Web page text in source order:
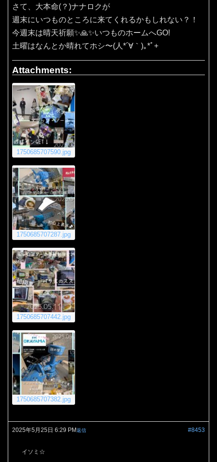
さて、大本命(？)ナナロクが
週末にいつものところに来てくれるかもしれない？！
今週末は晴天祈願✨️🙏✨️いつものホームへGO!
土曜はなんとか晴れてホシ〜(⁠人⁠*⁠´⁠∀⁠｀⁠)⁠｡⁠*ﾟ⁠+
Attachments:
1750685707590.jpg
1750685707287.jpg
1750685707442.jpg
1750685707382.jpg
2025年5月25日 6:29 PM #8453
返信
イソミ☆